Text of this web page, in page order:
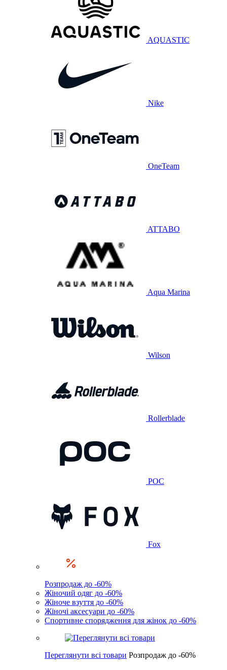
AQUASTIC
Nike
OneTeam
ATTABO
Aqua Marina
Wilson
Rollerblade
POC
Fox
Розпродаж до -60%
Жіночий одяг до -60%
Жіноче взуття до -60%
Жіночі аксесуари до -60%
Спортивне спорядження для жінок до -60%
Переглянути всі товари Розпродаж до -60%